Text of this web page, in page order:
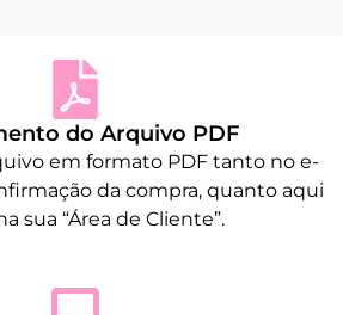
do Arquivo PDF
em formato PDF tanto no e-
da compra, quanto aqui
sua “Área de Cliente”.